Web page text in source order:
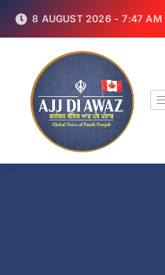
8 AUGUST 2026 - 7:47 AM